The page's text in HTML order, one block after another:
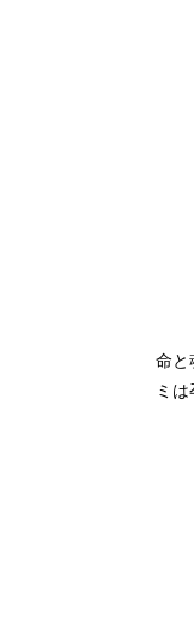
命と
ミ